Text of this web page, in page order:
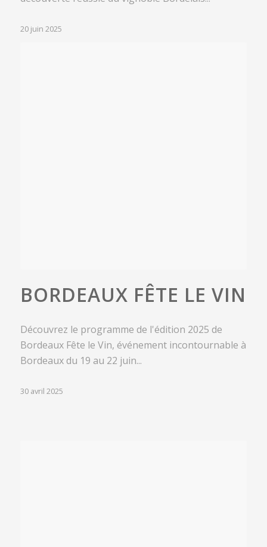
20 juin 2025
BORDEAUX FÊTE LE VIN
Découvrez le programme de l'édition 2025 de
Bordeaux Fête le Vin, événement incontournable à
Bordeaux du 19 au 22 juin...
30 avril 2025